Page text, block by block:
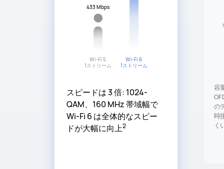
433 Mbps
Wi-Fi 5
1ストリーム
Wi-Fi 6
1ストリーム
スピードは 3 倍: 1024-
QAM、160 MHz 帯域幅で
Wi-Fi 6 は全体的なスピー
ドが大幅に向上2
容
の
時
く